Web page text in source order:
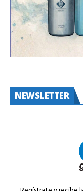
NEWSLETTER